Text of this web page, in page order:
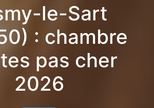
le-Sart
: chambre
pas cher
2026